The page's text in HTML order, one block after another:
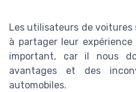
Les utilisateurs de voitures
à partager leur
important, car il nous
avantages et des
automobiles.